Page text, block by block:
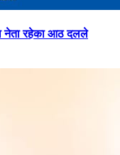
नेता रहेका आठ दलले